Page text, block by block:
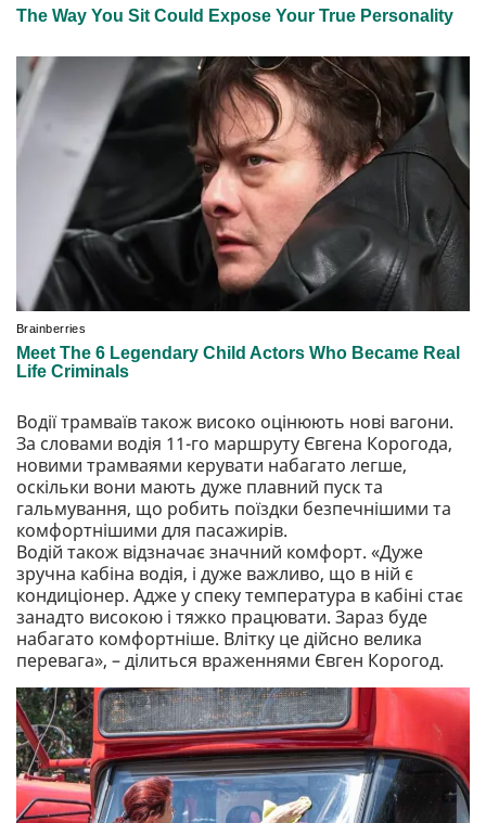
Водії трамваїв також високо оцінюють нові вагони.
За словами водія 11-го маршруту Євгена Корогода,
новими трамваями керувати набагато легше,
оскільки вони мають дуже плавний пуск та
гальмування, що робить поїздки безпечнішими та
комфортнішими для пасажирів.
Водій також відзначає значний комфорт. «Дуже
зручна кабіна водія, і дуже важливо, що в ній є
кондиціонер. Адже у спеку температура в кабіні стає
занадто високою і тяжко працювати. Зараз буде
набагато комфортніше. Влітку це дійсно велика
перевага», – ділиться враженнями Євген Корогод.